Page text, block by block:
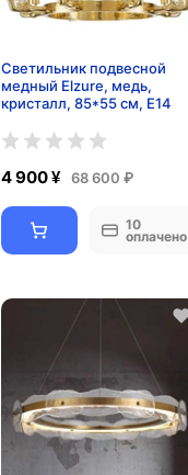
Светильник подвесной
медный Elzure, медь,
кристалл, 85*55 см, Е14
4 900 ¥ 68 600 ₽
10
оплачено